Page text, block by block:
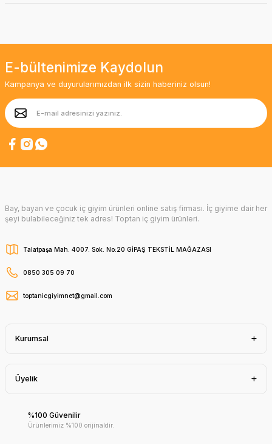
E-bültenimize Kaydolun
Kampanya ve duyurularımızdan ilk sizin haberiniz olsun!
Bay, bayan ve çocuk iç giyim ürünleri online satış firması. İç giyime dair her
şeyi bulabileceğiniz tek adres! Toptan iç giyim ürünleri.
Talatpaşa Mah. 4007. Sok. No:20 GİPAŞ TEKSTİL MAĞAZASI
0850 305 09 70
toptanicgiyimnet@gmail.com
Kurumsal
Üyelik
%100 Güvenilir
Ürünlerimiz %100 orijinaldir.